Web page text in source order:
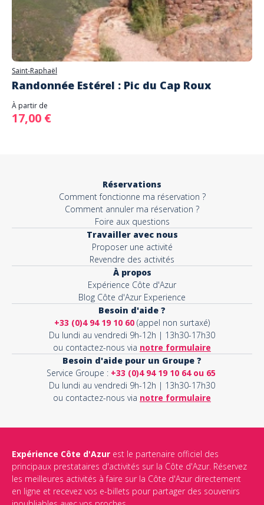
Saint-Raphaël
Randonnée Estérel : Pic du Cap Roux
À partir de
17,00 €
Réservations
Comment fonctionne ma réservation ?
Comment annuler ma réservation ?
Foire aux questions
Travailler avec nous
Proposer une activité
Revendre des activités
À propos
Expérience Côte d'Azur
Blog Côte d'Azur Experience
Besoin d'aide ?
+33 (0)4 94 19 10 60 (appel non surtaxé)
Du lundi au vendredi 9h-12h | 13h30-17h30
ou contactez-nous via notre formulaire
Besoin d'aide pour un Groupe ?
Service Groupe : +33 (0)4 94 19 10 64 ou 65
Du lundi au vendredi 9h-12h | 13h30-17h30
ou contactez-nous via notre formulaire
Expérience Côte d'Azur est le partenaire officiel des
principaux prestataires d'activités sur la Côte d'Azur. Réservez
les meilleures activités à faire sur la Côte d'Azur directement
en ligne et recevez vos e-billets pour partager des souvenirs